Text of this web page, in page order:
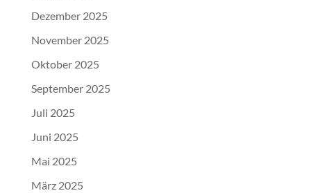
Dezember 2025
November 2025
Oktober 2025
September 2025
Juli 2025
Juni 2025
Mai 2025
März 2025